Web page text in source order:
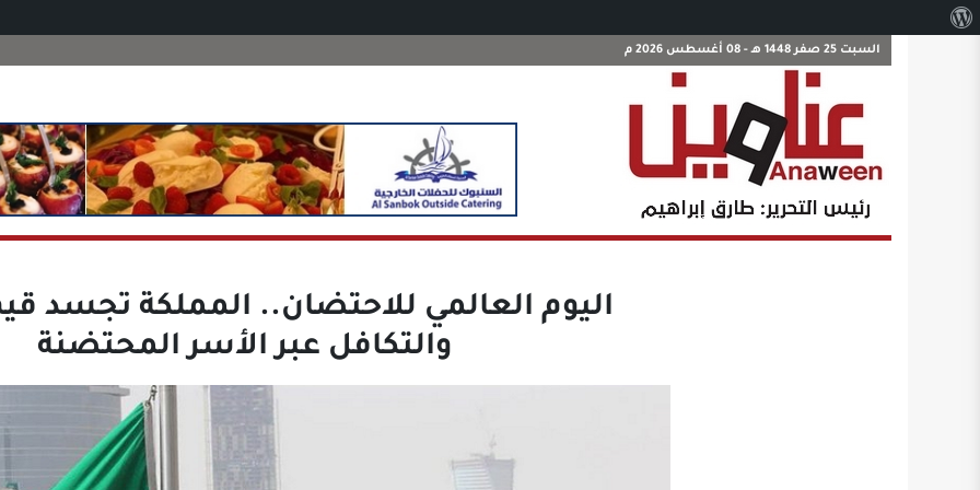
السبت 25 صفر 1448 هـ - 08 أغسطس 2026 م
اليوم العالمي للاحتضان.. المملكة تجسد
والتكافل عبر الأسر المحتضنة